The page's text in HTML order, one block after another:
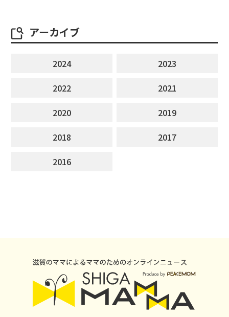
アーカイブ
2024
2023
2022
2021
2020
2019
2018
2017
2016